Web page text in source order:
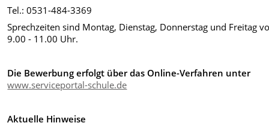
Tel.: 0531-484-3369
Sprechzeiten sind Montag, Dienstag, Donnerstag und Freitag
9.00 - 11.00 Uhr.
Die Bewerbung erfolgt über das Online-Verfahren unter
www.serviceportal-schule.de
Aktuelle Hinweise